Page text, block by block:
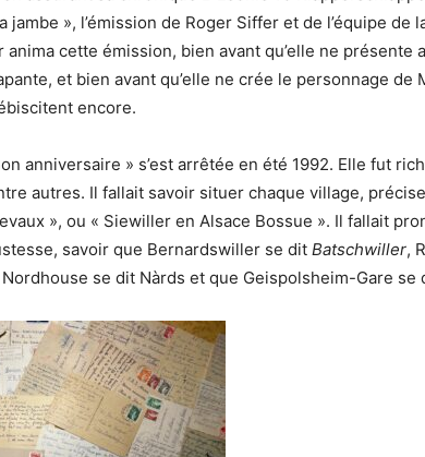
jambe », l’émission de Roger Siffer et de l’équipe de
anima cette émission, bien avant qu’elle ne présente
et bien avant qu’elle ne crée le personnage de
encore.
anniversaire » s’est arrêtée en été 1992. Elle fut
autres. Il fallait savoir situer chaque village,
», ou « Siewiller en Alsace Bossue ». Il fallait
savoir que Bernardswiller se dit Batschwiller,
Nordhouse se dit Nàrds et que Geispolsheim-Gare se